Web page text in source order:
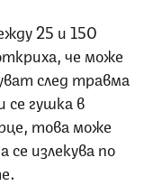
25 и 150
че може
след травма
се гушка в
това може
излекува по